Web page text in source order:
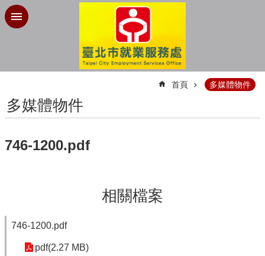
跳到主要內容區塊
首頁 多媒體物件
多媒體物件
746-1200.pdf
相關檔案
746-1200.pdf
pdf(2.27 MB)